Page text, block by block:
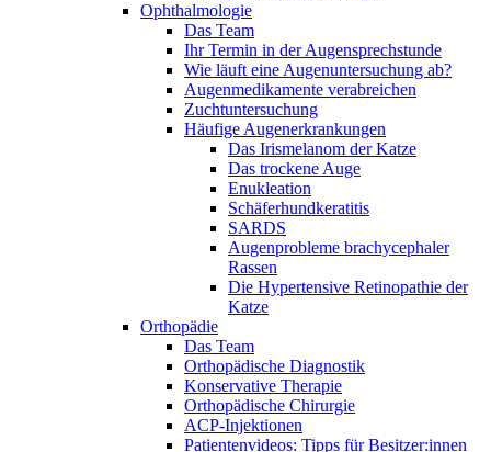
Ophthalmologie
Das Team
Ihr Termin in der Augensprechstunde
Wie läuft eine Augenuntersuchung ab?
Augenmedikamente verabreichen
Zuchtuntersuchung
Häufige Augenerkrankungen
Das Irismelanom der Katze
Das trockene Auge
Enukleation
Schäferhundkeratitis
SARDS
Augenprobleme brachycephaler
Rassen
Die Hypertensive Retinopathie der
Katze
Orthopädie
Das Team
Orthopädische Diagnostik
Konservative Therapie
Orthopädische Chirurgie
ACP-Injektionen
Patientenvideos: Tipps für Besitzer:innen